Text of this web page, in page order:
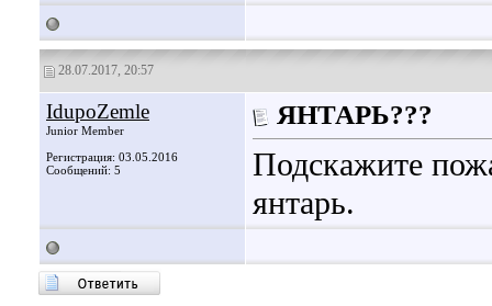
28.07.2017, 20:57
IdupoZemle
Junior Member
Регистрация: 03.05.2016
Сообщений: 5
ЯНТАРЬ???
Подскажите
янтарь.